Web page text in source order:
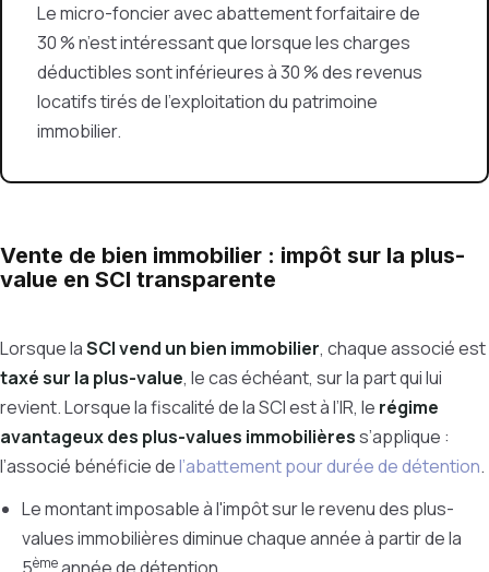
Le micro-foncier avec abattement forfaitaire de
30 % n’est intéressant que lorsque les charges
déductibles sont inférieures à 30 % des revenus
locatifs tirés de l’exploitation du patrimoine
immobilier.
Vente de bien immobilier : impôt sur la plus-
value en SCI transparente
Lorsque laSCI vend un bien immobilier, chaque associé est
taxé sur la plus-value, le cas échéant, sur la part qui lui
revient. Lorsque la fiscalité de la SCI est à l’IR, le régime
avantageux des plus-values immobilièress’applique :
l’associé bénéficie del’abattement pour durée de détention.
Le montant imposable à l'impôt sur le revenu des plus-
values immobilières diminue chaque année à partir de la
ème